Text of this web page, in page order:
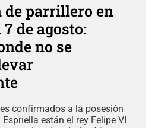
de parrillero en
de agosto:
no se
confirmados a la posesión
están el rey Felipe VI